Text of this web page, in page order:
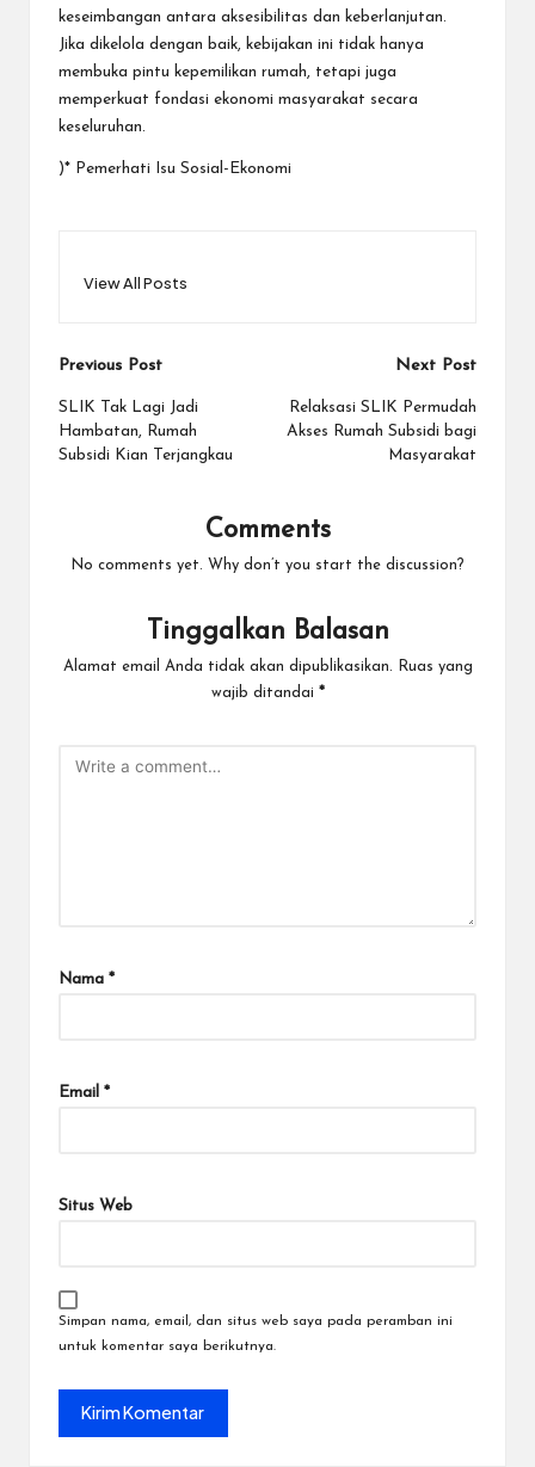
keseimbangan antara aksesibilitas dan keberlanjutan.
Jika dikelola dengan baik, kebijakan ini tidak hanya
membuka pintu kepemilikan rumah, tetapi juga
memperkuat fondasi ekonomi masyarakat secara
keseluruhan.
)* Pemerhati Isu Sosial-Ekonomi
View All Posts
Post
navigation
Previous Post
SLIK Tak Lagi Jadi
Hambatan, Rumah
Subsidi Kian Terjangkau
Next Post
Relaksasi SLIK Permudah
Akses Rumah Subsidi bagi
Masyarakat
Comments
No comments yet. Why don’t you start the discussion?
Tinggalkan Balasan
Alamat email Anda tidak akan dipublikasikan.
Ruas yang
wajib ditandai *
Nama *
Email *
Situs Web
Simpan nama, email, dan situs web saya pada peramban ini
untuk komentar saya berikutnya.